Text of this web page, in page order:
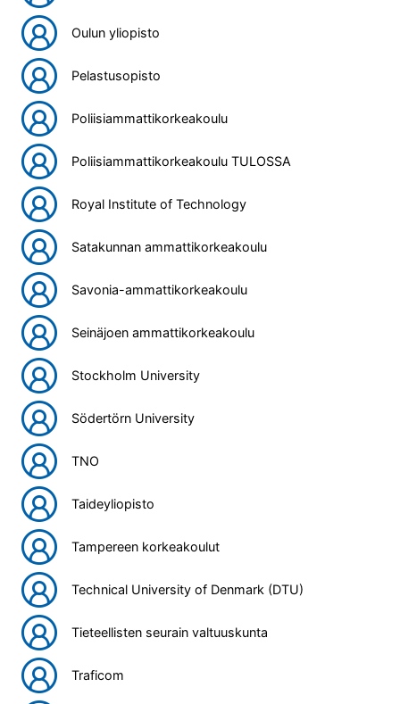
Oulun yliopisto
Pelastusopisto
Poliisiammattikorkeakoulu
Poliisiammattikorkeakoulu TULOSSA
Royal Institute of Technology
Satakunnan ammattikorkeakoulu
Savonia-ammattikorkeakoulu
Seinäjoen ammattikorkeakoulu
Stockholm University
Södertörn University
TNO
Taideyliopisto
Tampereen korkeakoulut
Technical University of Denmark (DTU)
Tieteellisten seurain valtuuskunta
Traficom